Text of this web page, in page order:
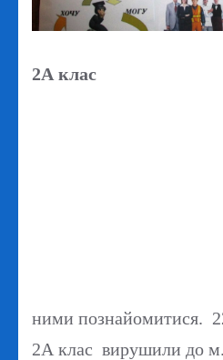
2А клас
ними познайомитися.
2А клас вирушили до